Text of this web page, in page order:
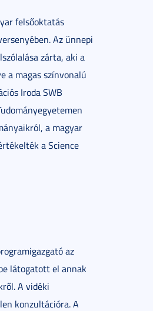
felsőoktatás
Az ünnepi
zárta, aki a
a magas színvonalú
Iroda SWB
a magyar
a Science
az
látogatott el annak
A vidéki
konzultációra. A